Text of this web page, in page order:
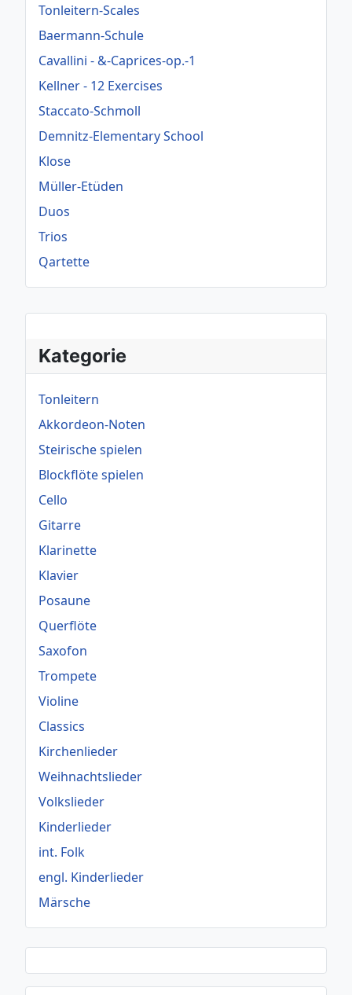
Kategorie
Tonleitern
Akkordeon-Noten
Steirische spielen
Blockflöte spielen
Cello
Gitarre
Klarinette
Klavier
Posaune
Querflöte
Saxofon
Trompete
Violine
Classics
Kirchenlieder
Weihnachtslieder
Volkslieder
Kinderlieder
int. Folk
engl. Kinderlieder
Märsche
Tonleitern-Scales
Baermann-Schule
Cavallini - &-Caprices-op.-1
Kellner - 12 Exercises
Staccato-Schmoll
Demnitz-Elementary School
Klose
Müller-Etüden
Duos
Trios
Qartette